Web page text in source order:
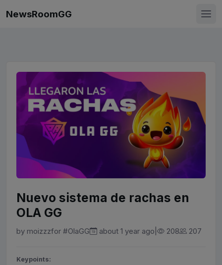
NewsRoomGG
Nuevo sistema de rachas en
OLA GG
by moizzzfor #OlaGG about 1 year ago 208 207
Keypoints: